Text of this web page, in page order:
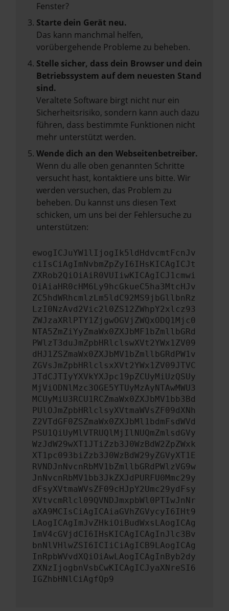
Fenster?
Starte dein Gerät neu.
Das kann manchmal helfen,
vorübergehende Probleme zu beheben.
Stelle sicher, dass dein Browser und dein
Betriebssystem auf dem neuesten Stand
sind.
Veraltete Software birgt nicht nur ein
Sicherheitsrisiko, sondern kann auch dazu
führen, dass bestimmte Funktionen nicht
mehr unterstützt werden.
Wende dich an den Webseitenbetreiber.
Wenn du alle oben genannten Schritte
versucht hast, kontaktiere uns bitte. Wir
werden versuchen, das Problem zu
beheben. Du kannst uns diesen Text
schicken, um uns bei der Fehlersuche zu
unterstützen:
ewogICJuYW1lIjogIk5ldHdvcmtFcnJv
ciIsCiAgImNvbmZpZyI6IHsKICAgICJt
ZXRob2QiOiAiR0VUIiwKICAgICJ1cmwi
OiAiaHR0cHM6Ly9hcGkueC5ha3MtcHJv
ZC5hdWRhcmlzLm5ldC92MS9jbGllbnRz
LzI0NzAvd2Vic2l0ZS12ZWhpY2xlcz93
ZWJzaXRlPTY1ZjgwOGVjZWQxODQ1Mjc0
NTA5ZmZiYyZmaWx0ZXJbMF1bZmllbGRd
PWlzT3duJmZpbHRlclswXVt2YWx1ZV09
dHJ1ZSZmaWx0ZXJbMV1bZmllbGRdPW1v
ZGVsJmZpbHRlclsxXVt2YWx1ZV09JTVC
JTdCJTIyYXVkYXJpc19pZCUyMiUzQSUy
MjViODNlMzc3OGE5YTUyMzAyNTAwMWU3
MCUyMiU3RCU1RCZmaWx0ZXJbMV1bb3Bd
PUlOJmZpbHRlclsyXVtmaWVsZF09dXNh
Z2VTdGF0ZSZmaWx0ZXJbMl1bdmFsdWVd
PSU1QiUyMlVTRUQlMjIlNUQmZmlsdGVy
WzJdW29wXT1JTiZzb3J0WzBdW2ZpZWxk
XT1pc093biZzb3J0WzBdW29yZGVyXT1E
RVNDJnNvcnRbMV1bZmllbGRdPWlzVG9w
JnNvcnRbMV1bb3JkZXJdPURFU0Mmc29y
dFsyXVtmaWVsZF09cHJpY2Umc29ydFsy
XVtvcmRlcl09QVNDJmxpbWl0PTIwJnNr
aXA9MCIsCiAgICAiaGVhZGVycyI6IHt9
LAogICAgImJvZHkiOiBudWxsLAogICAg
ImV4cGVjdCI6IHsKICAgICAgInJlc3Bv
bnNlVHlwZSI6ICIiCiAgICB9LAogICAg
InRpbWVvdXQiOiAwLAogICAgInByb2dy
ZXNzIjogbnVsbCwKICAgICJyaXNreSI6
IGZhbHNlCiAgfQp9